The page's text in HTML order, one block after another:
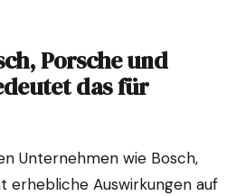
Porsche und
das für
Unternehmen wie Bosch,
erhebliche Auswirkungen auf